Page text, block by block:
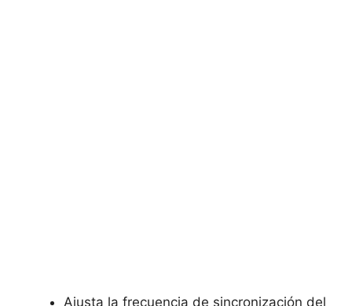
Ajusta la‍ frecuencia de sincronización del